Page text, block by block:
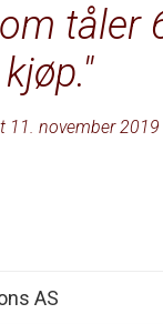
tåler
11. november 2019
AS